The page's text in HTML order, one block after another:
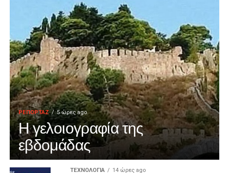
ΡΕΠΟΡΤΑΖ 5 ώρες ago
Η γελοιογραφία της
εβδομάδας
ΤΕΧΝΟΛΟΓΙΑ 14 ώρες ago